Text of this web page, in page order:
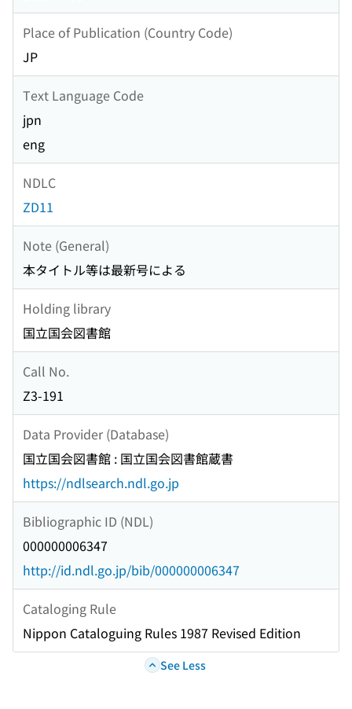
Place of Publication (Country Code)
JP
Text Language Code
jpn
eng
NDLC
ZD11
Note (General)
本タイトル等は最新号による
Holding library
国立国会図書館
Call No.
Z3-191
Data Provider (Database)
国立国会図書館 : 国立国会図書館蔵書
https://ndlsearch.ndl.go.jp
Bibliographic ID (NDL)
000000006347
http://id.ndl.go.jp/bib/000000006347
Cataloging Rule
Nippon Cataloguing Rules 1987 Revised Edition
See Less